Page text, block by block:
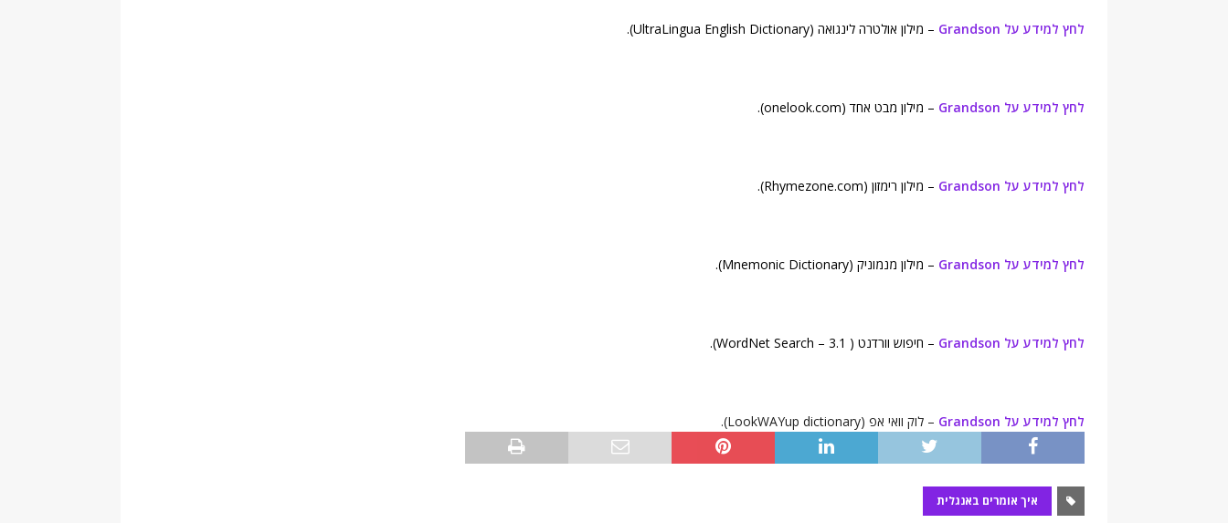
לחץ למידע על Grandson – מילון אולטרה לינגואה (UltraLingua English Dictionary).
לחץ למידע על Grandson – מילון מבט אחד (onelook.com).
לחץ למידע על Grandson – מילון רימזון (Rhymezone.com).
לחץ למידע על Grandson – מילון מנמוניק (Mnemonic Dictionary).
לחץ למידע על Grandson – חיפוש וורדנט ( WordNet Search – 3.1).
לחץ למידע על Grandson – לוק וואי אפ (LookWAYup dictionary).
איך אומרים באנגלית